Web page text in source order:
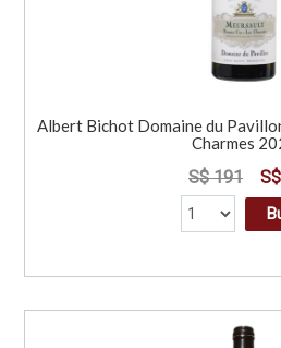
Albert Bichot Domaine du
Charmes
S$ 191